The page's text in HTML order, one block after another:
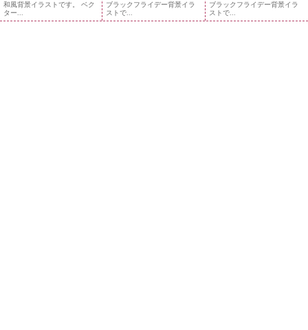
和風背景イラストです。 ベク
ター...
ブラックフライデー背景イラ
ストで...
ブラックフライデー背景イラ
ストで...